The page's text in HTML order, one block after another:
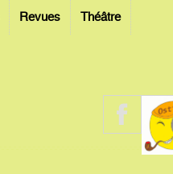
Revues Théâtre